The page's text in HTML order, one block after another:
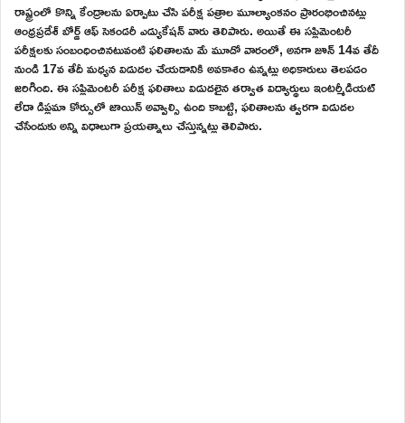
రాష్ట్రంలో కొన్ని కేంద్రాలను ఏర్పాటు చేసి పరీక్ష పత్రాల మూల్యాంకనం ప్రారంభించినట్లు
ఆంధ్రప్రదేశ్ బోర్డ్ ఆఫ్ సెకండరీ ఎడ్యుకేషన్ వారు తెలిపారు. అయితే ఈ సప్లిమెంటరీ
పరీక్షలకు సంబంధించినటువంటి ఫలితాలను మే మూడో వారంలో, అనగా జూన్ 14వ తేదీ
నుండి 17వ తేదీ మధ్యన విడుదల చేయడానికి అవకాశం ఉన్నట్లు అధికారులు తెలపడం
జరిగింది. ఈ సప్లిమెంటరీ పరీక్ష ఫలితాలు విడుదలైన తర్వాత విద్యార్థులు ఇంటర్మీడియట్
లేదా డిప్లమా కోర్సులో జాయిన్ అవ్వాల్సి ఉంది కాబట్టి, ఫలితాలను త్వరగా విడుదల
చేసేందుకు అన్ని విధాలుగా ప్రయత్నాలు చేస్తున్నట్లు తెలిపారు.